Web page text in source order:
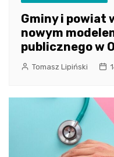
Gminy i powiat
nowym
publicznego w
Tomasz Lipiński